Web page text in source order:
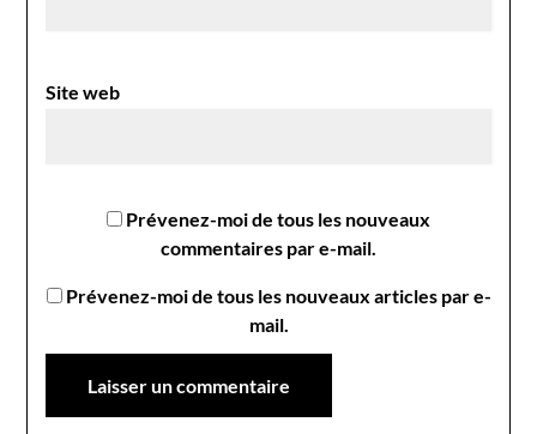
Site web
Prévenez-moi de tous les nouveaux
commentaires par e-mail.
Prévenez-moi de tous les nouveaux articles par e-
mail.